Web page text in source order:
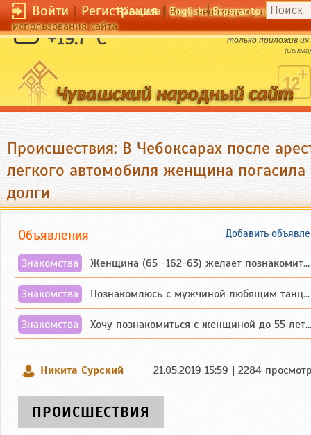
Войти|Регистрация|Вход необходим для
использования сайта
Чӑвашла English Esperanto
+19.7 °C
Человек может проверить свои знания,
только приложив их.
(Сенека)
Происшествия: В Чебоксарах после
легкого автомобиля женщина погасила
долги
Добавить
Объявления
Знакомства Женщина (65 -162-63) желает познакомиться с одиноким, добродушным, без вредных ...
Знакомства Познакомлюсь с мужчиной любящим танцевать и петь на родном чувашском языке
Знакомства Хочу познакомиться с женщиной до 55 лет чувашской или русской национальности дл...
Никита Сурский 21.05.2019 15:59 | 2284
ПРОИСШЕСТВИЯ